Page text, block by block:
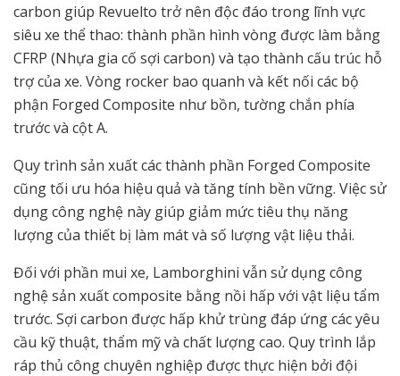
carbon giúp Revuelto trở nên độc đáo trong lĩnh vực
siêu xe thể thao: thành phần hình vòng được làm bằng
CFRP (Nhựa gia cố sợi carbon) và tạo thành cấu trúc hỗ
trợ của xe. Vòng rocker bao quanh và kết nối các bộ
phận Forged Composite như bồn, tường chắn phía
trước và cột A.
Quy trình sản xuất các thành phần Forged Composite
cũng tối ưu hóa hiệu quả và tăng tính bền vững. Việc sử
dụng công nghệ này giúp giảm mức tiêu thụ năng
lượng của thiết bị làm mát và số lượng vật liệu thải.
Đối với phần mui xe, Lamborghini vẫn sử dụng công
nghệ sản xuất composite bằng nồi hấp với vật liệu tẩm
trước. Sợi carbon được hấp khử trùng đáp ứng các yêu
cầu kỹ thuật, thẩm mỹ và chất lượng cao. Quy trình lắp
ráp thủ công chuyên nghiệp được thực hiện bởi đội